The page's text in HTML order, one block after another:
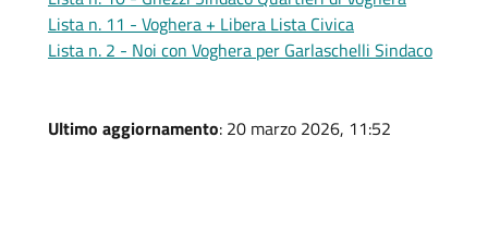
Lista n. 11 - Voghera + Libera Lista Civica
Lista n. 2 - Noi con Voghera per Garlaschelli Sindaco
Ultimo aggiornamento: 20 marzo 2026, 11:52